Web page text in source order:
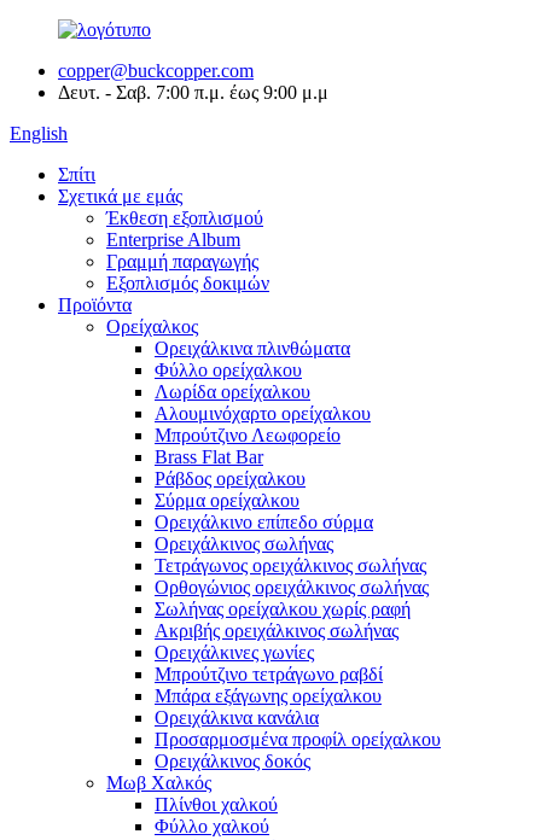
copper@buckcopper.com
Δευτ. - Σαβ. 7:00 π.μ. έως 9:00 μ.μ
English
Σπίτι
Σχετικά με εμάς
Έκθεση εξοπλισμού
Enterprise Album
Γραμμή παραγωγής
Εξοπλισμός δοκιμών
Προϊόντα
Ορείχαλκος
Ορειχάλκινα πλινθώματα
Φύλλο ορείχαλκου
Λωρίδα ορείχαλκου
Αλουμινόχαρτο ορείχαλκου
Μπρούτζινο Λεωφορείο
Brass Flat Bar
Ράβδος ορείχαλκου
Σύρμα ορείχαλκου
Ορειχάλκινο επίπεδο σύρμα
Ορειχάλκινος σωλήνας
Τετράγωνος ορειχάλκινος σωλήνας
Ορθογώνιος ορειχάλκινος σωλήνας
Σωλήνας ορείχαλκου χωρίς ραφή
Ακριβής ορειχάλκινος σωλήνας
Ορειχάλκινες γωνίες
Μπρούτζινο τετράγωνο ραβδί
Μπάρα εξάγωνης ορείχαλκου
Ορειχάλκινα κανάλια
Προσαρμοσμένα προφίλ ορείχαλκου
Ορειχάλκινος δοκός
Μωβ Χαλκός
Πλίνθοι χαλκού
Φύλλο χαλκού